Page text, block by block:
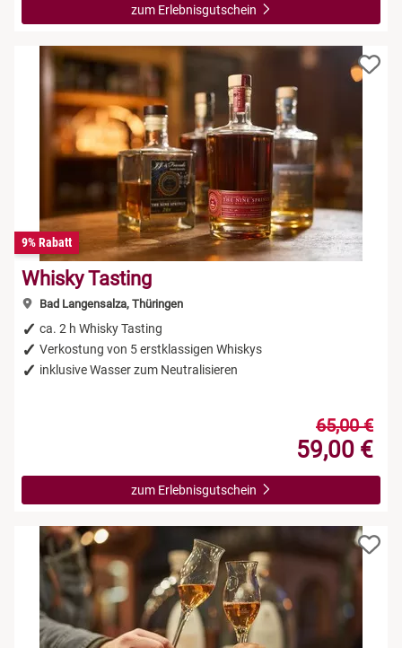
zum Erlebnisgutschein
9% Rabatt
Whisky Tasting
Bad Langensalza, Thüringen
ca. 2 h Whisky Tasting
Verkostung von 5 erstklassigen Whiskys
inklusive Wasser zum Neutralisieren
65,00 €
59,00 €
zum Erlebnisgutschein